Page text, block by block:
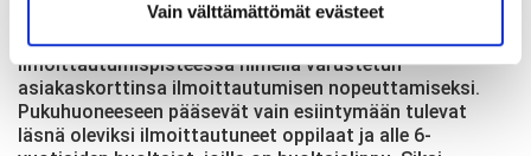
Vain välttämättömät evästeet
aikaa myös ilmoittautumiseen. Pyydämme kaikkia
esiintymään tulevia oppilaita esittämään
ilmoittautumispisteessä nimellä varustetun
asiakaskorttinsa ilmoittautumisen nopeuttamiseksi.
Pukuhuoneeseen pääsevät vain esiintymään tulevat
läsnä oleviksi ilmoittautuneet oppilaat ja alle 6-